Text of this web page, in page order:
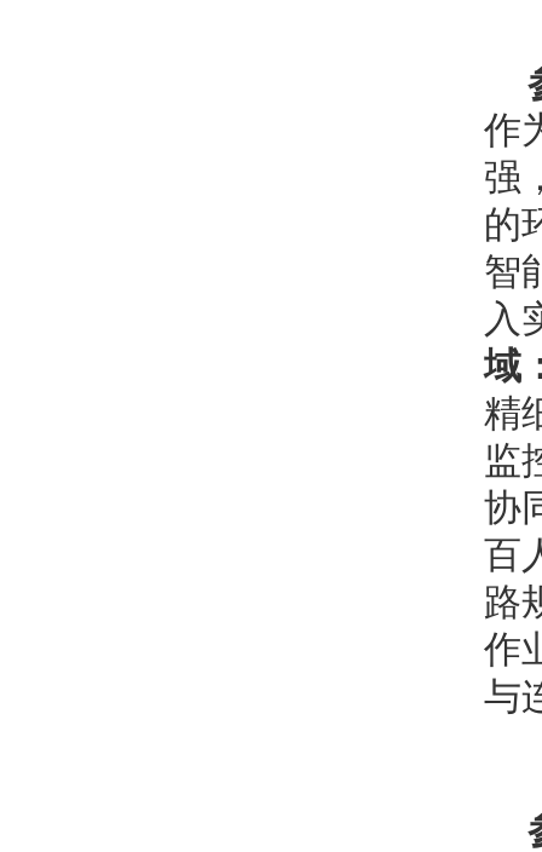
作
强
的
智
入
域
精
监
协
百
路
作
与